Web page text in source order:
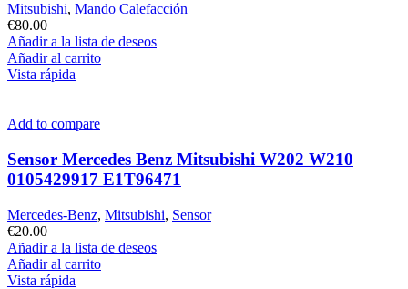
Mitsubishi, Mando Calefacción
€80.00
Añadir a la lista de deseos
Añadir al carrito
Vista rápida
Add to compare
Sensor Mercedes Benz Mitsubishi W202 W210
0105429917 E1T96471
Mercedes-Benz, Mitsubishi, Sensor
€20.00
Añadir a la lista de deseos
Añadir al carrito
Vista rápida